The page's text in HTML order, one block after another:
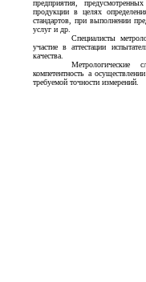
предприятия,
продукции в целях
стандартов, при выполнении
услуг и др.
Специалисты
участие в аттестации
качества.
компетентность а
требуемой точности измерений.